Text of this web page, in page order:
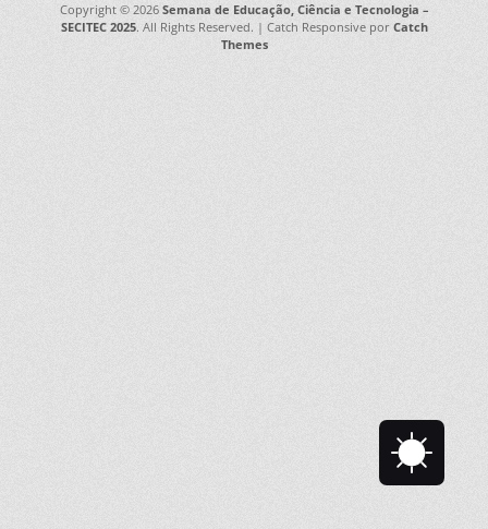
Copyright © 2026 Semana de Educação, Ciência e Tecnologia –
SECITEC 2025. All Rights Reserved. | Catch Responsive por Catch
Themes